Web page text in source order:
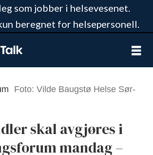
som jobber i helsevesenet.
beregnet for helsepersonell.
Foto: Vilde Baugstø Helse Sør-
skal avgjøres i
mandag –